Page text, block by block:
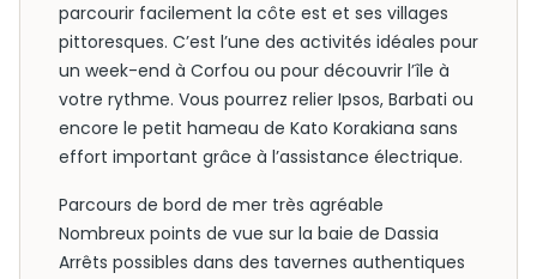
parcourir facilement la côte est et ses villages
pittoresques. C’est l’une des activités idéales pour
un week-end à Corfou ou pour découvrir l’île à
votre rythme. Vous pourrez relier Ipsos, Barbati ou
encore le petit hameau de Kato Korakiana sans
effort important grâce à l’assistance électrique.
Parcours de bord de mer très agréable
Nombreux points de vue sur la baie de Dassia
Arrêts possibles dans des tavernes authentiques